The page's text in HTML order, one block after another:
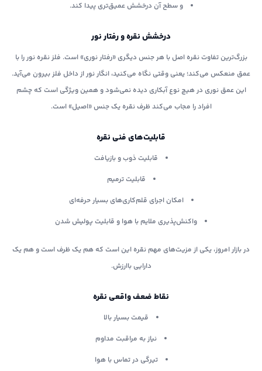
و سطح آن درخشش عمیق‌تری پیدا کند.
درخشش نقره و رفتار نور
بزرگ‌ترین تفاوت نقره اصل با هر جنس دیگری «رفتار نوری» است. فلز نقره نور را با
عمق منعکس می‌کند؛ یعنی وقتی نگاه می‌کنید، انگار نور از داخل فلز بیرون می‌آید.
این عمق نوری در هیچ نوع آبکاری دیده نمی‌شود و همین ویژگی است که چشم
افراد را مجاب می‌کند ظرف نقره یک جنس «اصیل» است.
قابلیت‌های فنی نقره
قابلیت ذوب و بازیافت
قابلیت ترمیم
امکان اجرای قلم‌کاری‌های بسیار حرفه‌ای
واکنش‌پذیری ملایم با هوا و قابلیت پولیش شدن
در بازار امروز، یکی از مزیت‌های مهم نقره این است که هم یک ظرف است و هم یک
دارایی باارزش.
نقاط ضعف واقعی نقره
قیمت بسیار بالا
نیاز به مراقبت مداوم
تیرگی در تماس با هوا